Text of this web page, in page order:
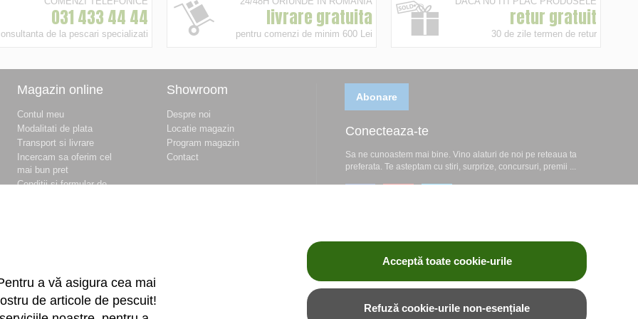
031 433 44 44
de la pescari specializati
livrare gratuita
pentru comenzi de minim 600 Lei
retur gratuit
30 de zile termen de retur
Magazin online
Contul meu
Modalitati de plata
Transport si livrare
Incercam sa oferim cel
mai bun pret
Conditii si formular de
confidentialitate si
protectia datelor
Unitati de masura
Showroom
Despre noi
Locatie magazin
Program magazin
Contact
Abonare
Conecteaza-te
Sa ne cunoastem mai bine. Vino alaturi de noi pe reteaua ta
preferata. Te asteptam cu stiri, surprize, concursuri, premii ...
a vă asigura cea mai
de articole de pescuit!
Acceptă toate cookie-urile
Refuză cookie-urile non-esențiale